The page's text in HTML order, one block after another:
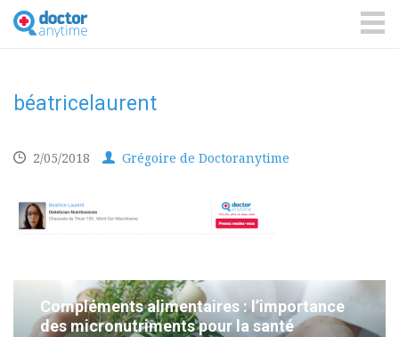
DoctorAnyTime
You
are
béatricelaurent
2/05/2018 Grégoire de Doctoranytime
Compléments alimentaires : l’importance
des micronutriments pour la santé